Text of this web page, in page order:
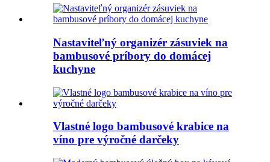
Nastaviteľný organizér zásuviek na
bambusové príbory do domácej
kuchyne
Vlastné logo bambusové krabice na
víno pre výročné darčeky